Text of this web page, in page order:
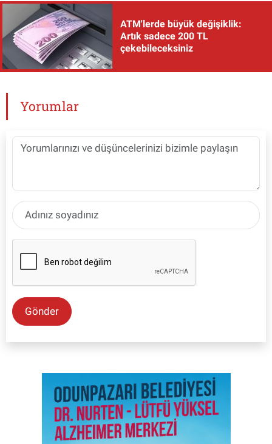
ATM'lerde büyük değişiklik:
Artık sadece 200 TL
çekebileceksiniz
Yorumlar
Gönder